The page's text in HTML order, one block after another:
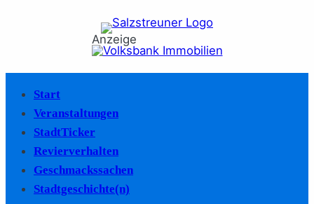
Anzeige
Start
Veranstaltungen
StadtTicker
Revierverhalten
Geschmackssachen
Stadtgeschichte(n)